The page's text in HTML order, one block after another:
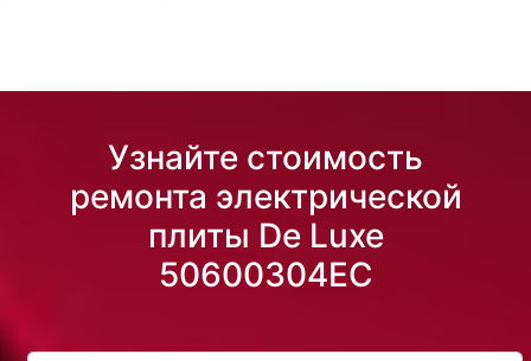
Узнайте стоимость
ремонта электрической
плиты De Luxe
50600304EC